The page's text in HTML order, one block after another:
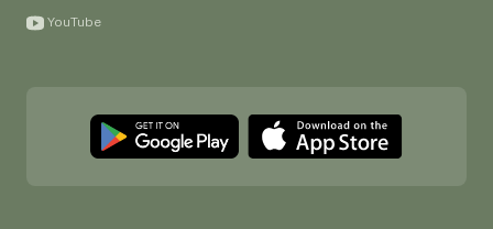
YouTube